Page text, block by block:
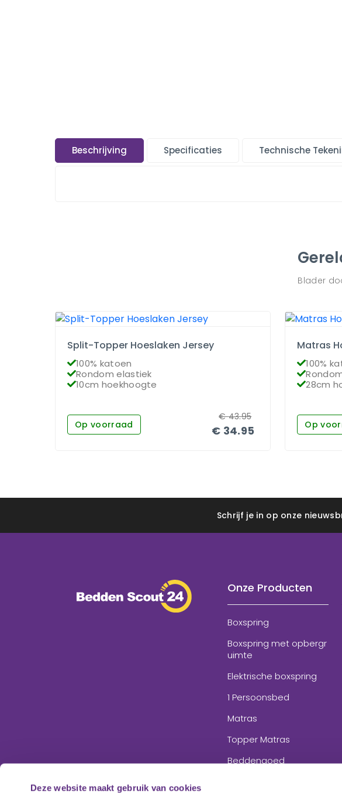
Deze website maakt gebruik van cookies
Beschrijving Specificaties Technische
Blader
Split-Topper Hoeslaken Jersey
100% katoen
Rondom elastiek
10cm hoekhoogte
Op voorraad € 34.95
€43.95
Matras
100%
28cm
Op
Schrijf je in op onze
Onze Producten
Boxspring
Boxspring met opbergr
uimte
Elektrische boxspring
1 Persoonsbed
Matras
Topper Matras
Beddengoed